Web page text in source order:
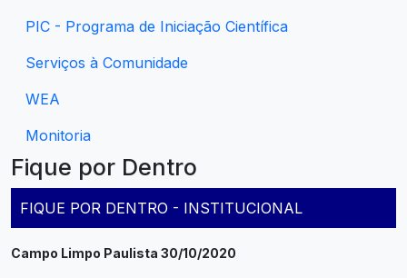
PIC - Programa de Iniciação Científica
Serviços à Comunidade
WEA
Monitoria
Fique por Dentro
FIQUE POR DENTRO - INSTITUCIONAL
Campo Limpo Paulista 30/10/2020